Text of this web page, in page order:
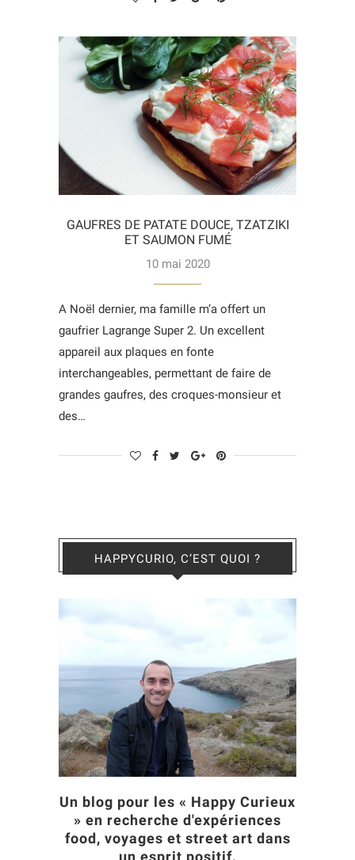
GAUFRES DE PATATE DOUCE, TZATZIKI
ET SAUMON FUMÉ
10 mai 2020
A Noël dernier, ma famille m’a offert un
gaufrier Lagrange Super 2. Un excellent
appareil aux plaques en fonte
interchangeables, permettant de faire de
grandes gaufres, des croques-monsieur et
des…
HAPPYCURIO, C’EST QUOI ?
Un blog pour les « Happy Curieux
» en recherche d'expériences
food, voyages et street art dans
un esprit positif.